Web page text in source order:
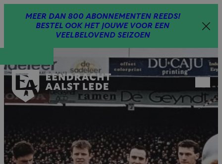
MEER DAN 800 ABONNEMENTEN REEDS!
BESTEL OOK HET JOUWE VOOR EEN
VEELBELOVEND SEIZOEN
menu